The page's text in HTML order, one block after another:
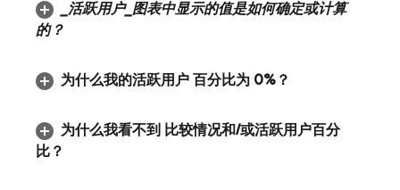
活跃用户_ 图表中显示的值是如何确定或计算
的？
为什么我的活跃用户 百分比为 0%？
为什么我看不到 比较情况和/或活跃用户百分
比？